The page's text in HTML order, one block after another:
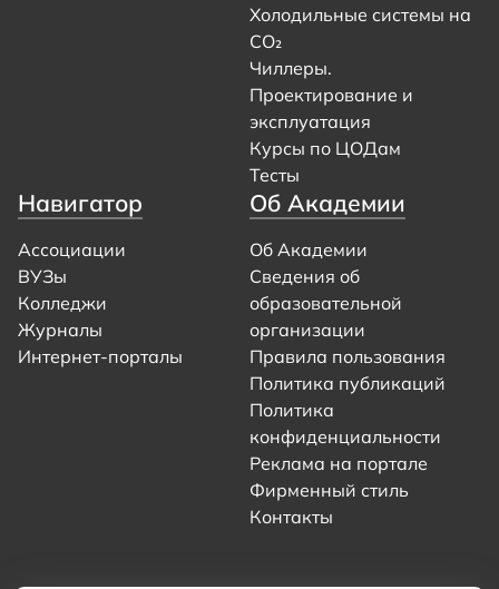
Холодильные системы на
CO₂
Чиллеры.
Проектирование и
эксплуатация
Курсы по ЦОДам
Тесты
Навигатор
Ассоциации
ВУЗы
Колледжи
Журналы
Интернет-порталы
Об Академии
Об Академии
Сведения об
образовательной
организации
Правила пользования
Политика публикаций
Политика
конфиденциальности
Реклама на портале
Фирменный стиль
Контакты